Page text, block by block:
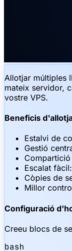
Allotjar múltiples
mateix servidor,
vostre VPS.
Beneficis
Estalvi de
Gestió
Escalat
Còpies de
Millor
Configuració
Creeu blocs de
bash